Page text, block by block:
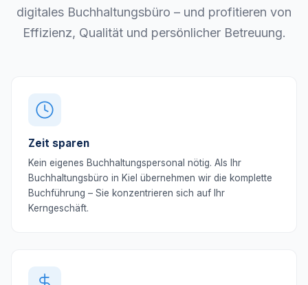
digitales Buchhaltungsbüro – und profitieren von
Effizienz, Qualität und persönlicher Betreuung.
Zeit sparen
Kein eigenes Buchhaltungspersonal nötig. Als Ihr
Buchhaltungsbüro in Kiel übernehmen wir die komplette
Buchführung – Sie konzentrieren sich auf Ihr
Kerngeschäft.